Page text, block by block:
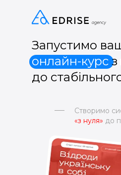
Запустимо
онлайн-курсз
до
Створимо
«з нуля» до